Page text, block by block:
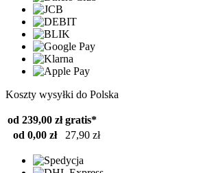
Koszty wysyłki do Polska
od 239,00 zł gratis*
od 0,00 zł
27,90 zł